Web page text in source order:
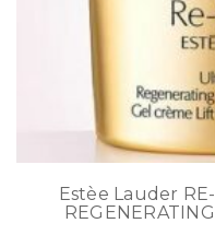
Estèe Lauder